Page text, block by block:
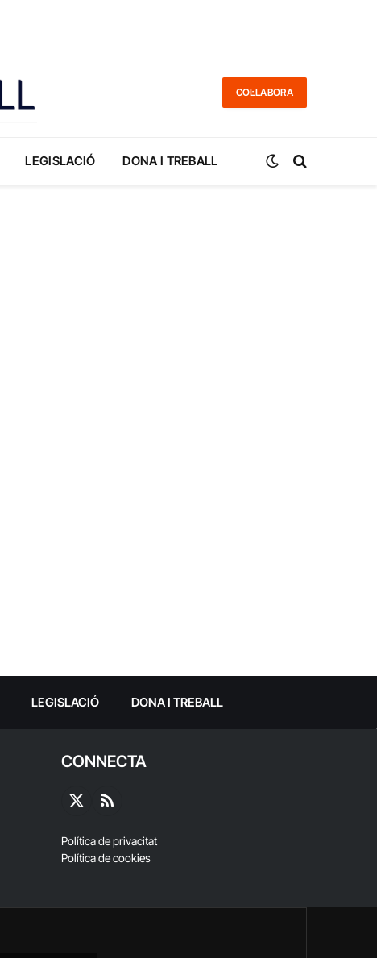
COL·LABORA
LEGISLACIÓ DONA I TREBALL
LEGISLACIÓ DONA I TREBALL
CONNECTA
X
RSS
Política de privacitat
Política de cookies